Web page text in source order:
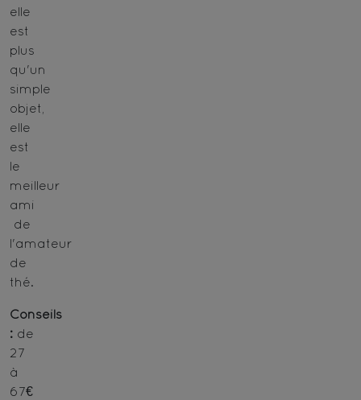
elle
est
plus
qu'un
simple
objet,
elle
est
le
meilleur
ami
de
l'amateur
de
thé.
Conseils
: de
27
à
67€